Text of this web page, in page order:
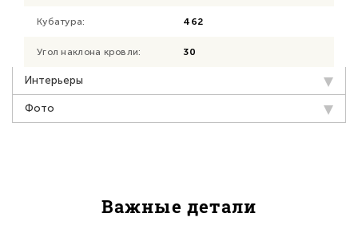
Кубатура: 462
Угол наклона кровли: 30
Интерьеры
Фото
Важные детали